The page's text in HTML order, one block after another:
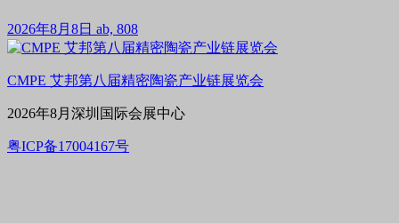
2026年8月8日 ab, 808
CMPE 艾邦第八届精密陶瓷产业链展览会
2026年8月深圳国际会展中心
粤ICP备17004167号